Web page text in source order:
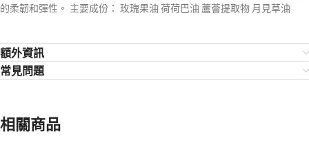
的柔韌和彈性。 主要成份： 玫瑰果油 荷荷巴油 蘆薈提取物 月見草油
額外資訊
常見問題
相關商品